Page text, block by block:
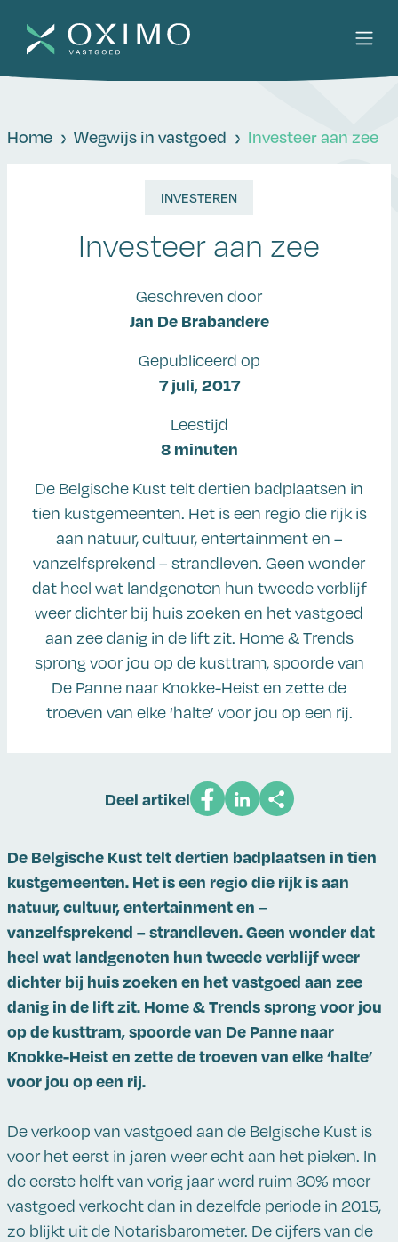
Home Wegwijs in vastgoed Investeer aan zee
INVESTEREN
Investeer aan zee
Geschreven door
Jan De Brabandere
Gepubliceerd op
7 juli, 2017
Leestijd
8 minuten
De Belgische Kust telt dertien badplaatsen in
tien kustgemeenten. Het is een regio die rijk is
aan natuur, cultuur, entertainment en –
vanzelfsprekend – strandleven. Geen wonder
dat heel wat landgenoten hun tweede verblijf
weer dichter bij huis zoeken en het vastgoed
aan zee danig in de lift zit. Home & Trends
sprong voor jou op de kusttram, spoorde van
De Panne naar Knokke-Heist en zette de
troeven van elke ‘halte’ voor jou op een rij.
Deel artikel
De Belgische Kust telt dertien badplaatsen in tien
kustgemeenten. Het is een regio die rijk is aan
natuur, cultuur, entertainment en –
vanzelfsprekend – strandleven. Geen wonder dat
heel wat landgenoten hun tweede verblijf weer
dichter bij huis zoeken en het vastgoed aan zee
danig in de lift zit. Home & Trends sprong voor jou
op de kusttram, spoorde van De Panne naar
Knokke-Heist en zette de troeven van elke ‘halte’
voor jou op een rij.
De verkoop van vastgoed aan de Belgische Kust is
voor het eerst in jaren weer echt aan het pieken. In
de eerste helft van vorig jaar werd ruim 30% meer
vastgoed verkocht dan in dezelfde periode in 2015,
zo blijkt uit de Notarisbarometer. De cijfers van de